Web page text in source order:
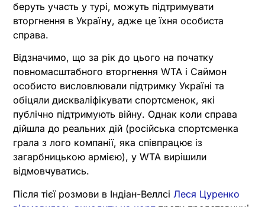
беруть участь у турі, можуть підтримувати
вторгнення в Україну, адже це їхня особиста
справа.
Відзначимо, що за рік до цього на початку
повномасштабного вторгнення WTA і Саймон
особисто висловлювали підтримку Україні та
обіцяли дискваліфікувати спортсменок, які
публічно підтримують війну. Однак коли справа
дійшла до реальних дій (російська спортсменка
грала з лого компанії, яка співпрацює із
загарбницькою армією), у WTA вирішили
відмовчуватись.
Після тієї розмови в Індіан-Веллсі Леся Цуренко